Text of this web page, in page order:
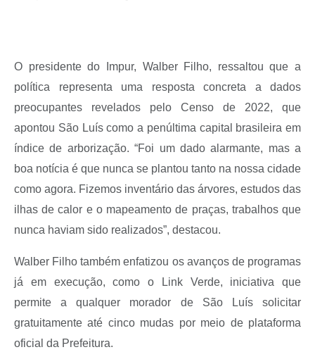
O presidente do Impur, Walber Filho, ressaltou que a
política representa uma resposta concreta a dados
preocupantes revelados pelo Censo de 2022, que
apontou São Luís como a penúltima capital brasileira em
índice de arborização. “Foi um dado alarmante, mas a
boa notícia é que nunca se plantou tanto na nossa cidade
como agora. Fizemos inventário das árvores, estudos das
ilhas de calor e o mapeamento de praças, trabalhos que
nunca haviam sido realizados”, destacou.
Walber Filho também enfatizou os avanços de programas
já em execução, como o Link Verde, iniciativa que
permite a qualquer morador de São Luís solicitar
gratuitamente até cinco mudas por meio de plataforma
oficial da Prefeitura.